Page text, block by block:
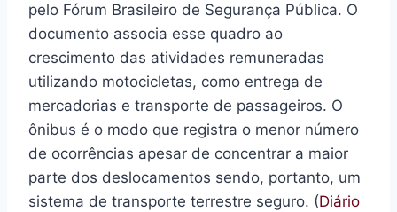
pelo Fórum Brasileiro de Segurança Pública. O
documento associa esse quadro ao
crescimento das atividades remuneradas
utilizando motocicletas, como entrega de
mercadorias e transporte de passageiros. O
ônibus é o modo que registra o menor número
de ocorrências apesar de concentrar a maior
parte dos deslocamentos sendo, portanto, um
sistema de transporte terrestre seguro. (Diário